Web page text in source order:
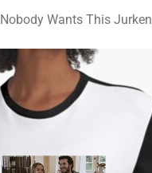
Nobody Wants This Jurken